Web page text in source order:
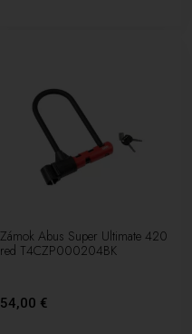
Zámok Abus Super Ultimate 420
red T4CZP000204BK
54,00 €